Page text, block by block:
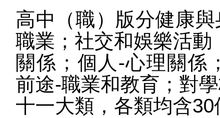
高中（職）版分健康
職業；社交和娛樂活
關係；個人-心理關係
前途-職業和教育；對
十一大類，各類均含